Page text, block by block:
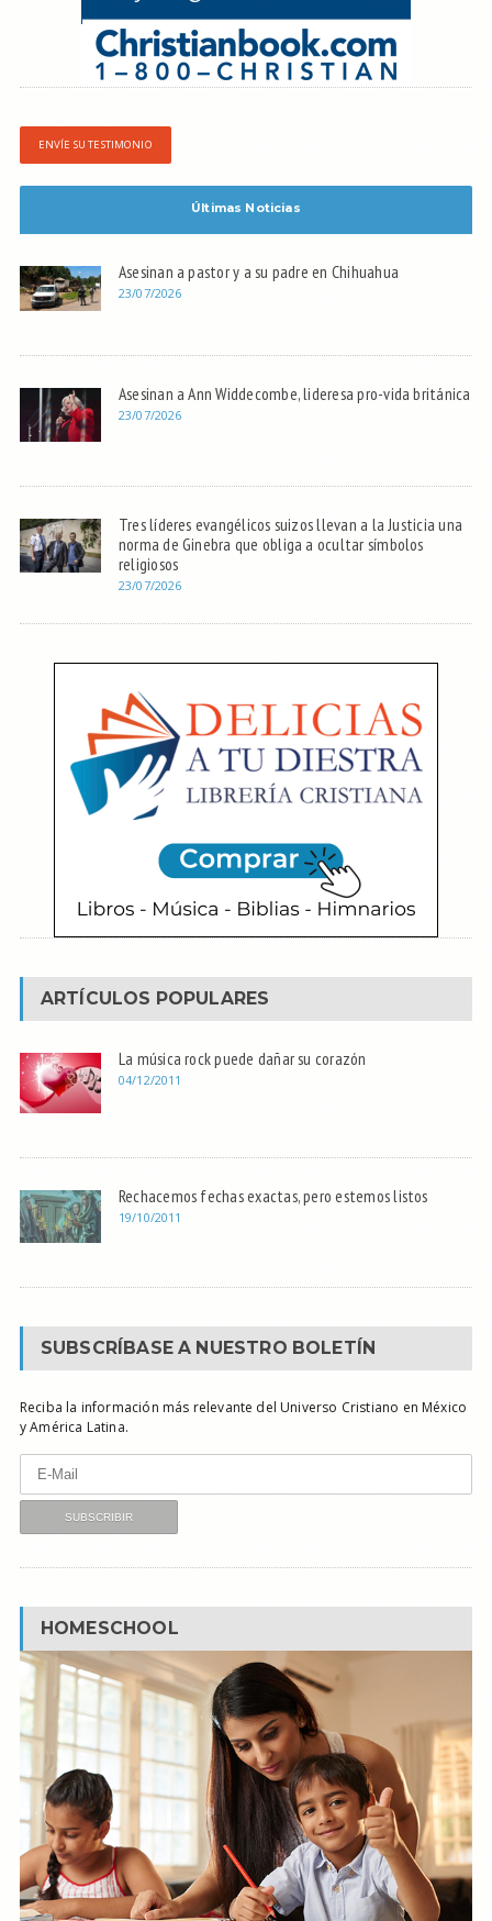
ENVÍE SU TESTIMONIO
Últimas Noticias
Asesinan a pastor y a su padre en Chihuahua
23/07/2026
Asesinan a Ann Widdecombe, lideresa pro-vida británica
23/07/2026
Tres líderes evangélicos suizos llevan a la Justicia una
norma de Ginebra que obliga a ocultar símbolos
religiosos
23/07/2026
ARTÍCULOS POPULARES
La música rock puede dañar su corazón
04/12/2011
Rechacemos fechas exactas, pero estemos listos
19/10/2011
SUBSCRÍBASE A NUESTRO BOLETÍN
Reciba la información más relevante del Universo Cristiano en México
y América Latina.
HOMESCHOOL